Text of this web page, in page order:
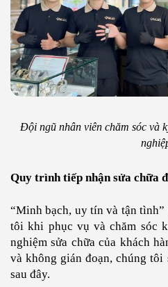
Đội ngũ nhân viên chăm sóc và
Quy trình tiếp nhận sửa chữa
“Minh bạch, uy tín và tận tình”
tôi khi phục vụ và chăm sóc
nghiệm sửa chữa của khách
và không gián đoạn, chúng tôi
sau đây.